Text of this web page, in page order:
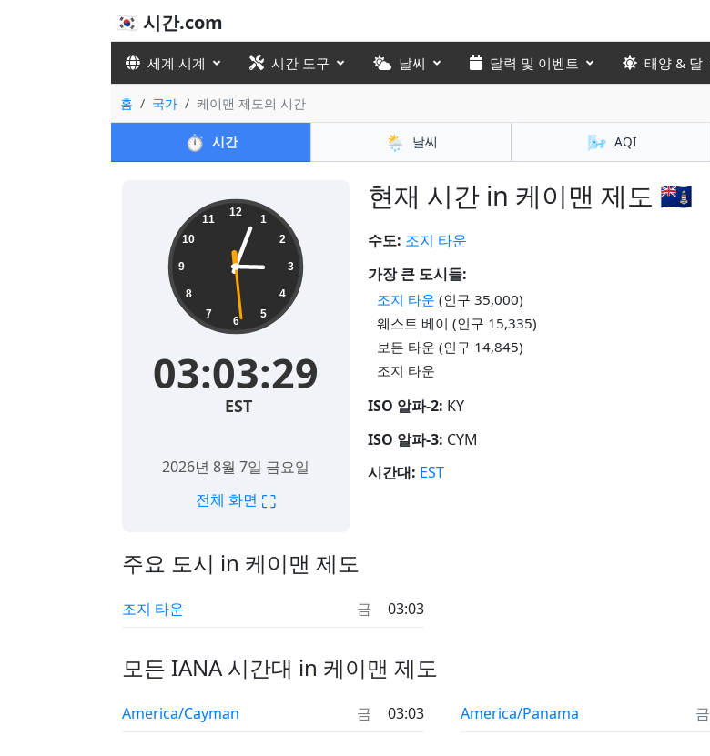
🇰🇷 시간.com
세계 시계 시간 도구 날씨 달력 및 이벤트 태양 & 달
홈 국가 케이맨 제도의 시간
⏱️ 시간 🌦️ 날씨 🌬️ AQI
현재 시간 in 케이맨 제도 🇰🇾
12
1
2
3
4
5
6
7
8
9
10
11
03:03:30
EST
2026년 8월 7일 금요일
전체 화면 ⛶
수도: 조지 타운
가장 큰 도시들:
조지 타운 (인구 35,000)
웨스트 베이 (인구 15,335)
보든 타운 (인구 14,845)
조지 타운
ISO 알파-2: KY
ISO 알파-3: CYM
시간대: EST
주요 도시 in 케이맨 제도
조지 타운 금 03:03
모든 IANA 시간대 in 케이맨 제도
America/Cayman 금 03:03 America/Panama 금